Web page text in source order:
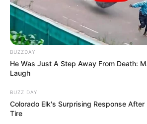
fiammal. Hogyan költötted el a
örülsz, hogy nincs itt.
Ezeknek a szavaknak az
elakadt a lélegzetem. A telefon
csinálsz? – kérdezte feszülten az
– Hívom a rendőrséget – az ujjaim
tárcsázták. – Megfenyegetsz.
BUZZDAY
He Was Just A Step Away From Death:
Laugh
BUZZ DAY
Colorado Elk's Surprising Response After
Tire